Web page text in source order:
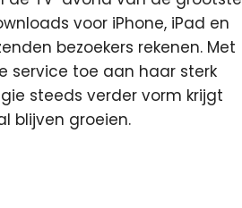
voor iPhone, iPad en
bezoekers rekenen. Met
service toe aan haar sterk
steeds verder vorm krijgt
blijven groeien.